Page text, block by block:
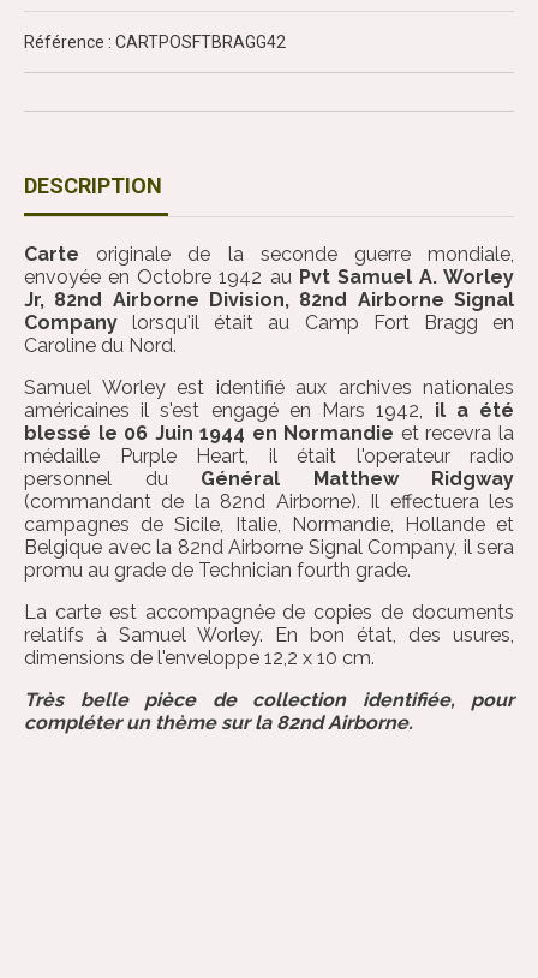
Référence : CARTPOSFTBRAGG42
DESCRIPTION
Carte originale de la seconde guerre mondiale,
envoyée en Octobre 1942 auPvt Samuel A. Worley
Jr, 82nd Airborne Division, 82nd Airborne Signal
Companylorsqu'il était au Camp Fort Bragg en
Caroline du Nord.
Samuel Worley est identifié aux archives nationales
américaines il s'est engagé en Mars 1942, il a été
blessé le 06 Juin 1944 en Normandie et recevra la
médaille Purple Heart, il était l'operateur radio
personnel du Général Matthew Ridgway
(commandant de la 82nd Airborne). Il effectuera les
campagnes de Sicile, Italie, Normandie, Hollande et
Belgique avec la 82nd Airborne Signal Company, il sera
promu au grade de Technician fourth grade.
La carte est accompagnée de copies de documents
relatifs à Samuel Worley. En bon état, des usures,
dimensions de l'enveloppe 12,2 x 10 cm.
Très belle pièce de collection identifiée, pour
compléter un thème sur la 82nd Airborne.